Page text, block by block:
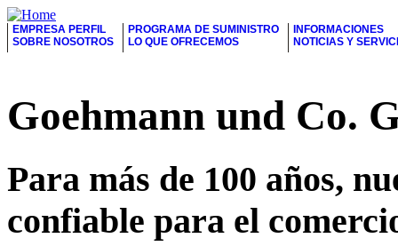
EMPRESA PERFIL
SOBRE NOSOTROS
PROGRAMA DE SUMINISTRO
LO QUE OFRECEMOS
INFORMACIONES
NOTICIAS Y
Goehmann und Co.
Para más de 100 años,
confiable para el